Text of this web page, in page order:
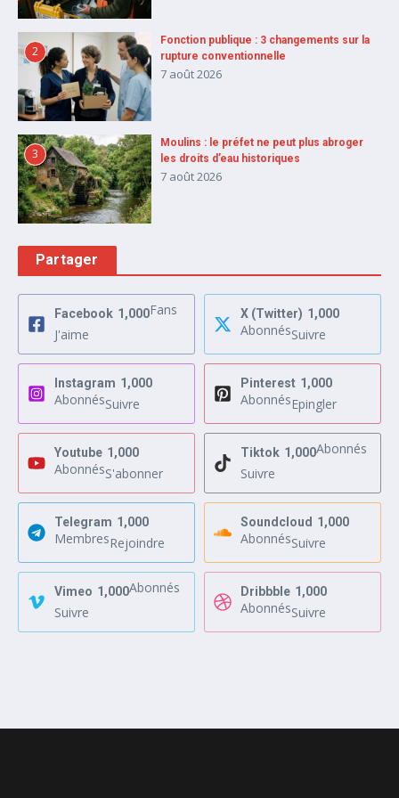
2
Fonction publique : 3 changements sur la
rupture conventionnelle
7 août 2026
3
Moulins : le préfet ne peut plus abroger
les droits d’eau historiques
7 août 2026
Partager
Facebook 1,000Fans
J'aime
X (Twitter) 1,000
AbonnésSuivre
Instagram 1,000
AbonnésSuivre
Pinterest 1,000
AbonnésEpingler
Youtube 1,000
AbonnésS'abonner
Tiktok 1,000Abonnés
Suivre
Telegram 1,000
MembresRejoindre
Soundcloud 1,000
AbonnésSuivre
Vimeo 1,000Abonnés
Suivre
Dribbble 1,000
AbonnésSuivre